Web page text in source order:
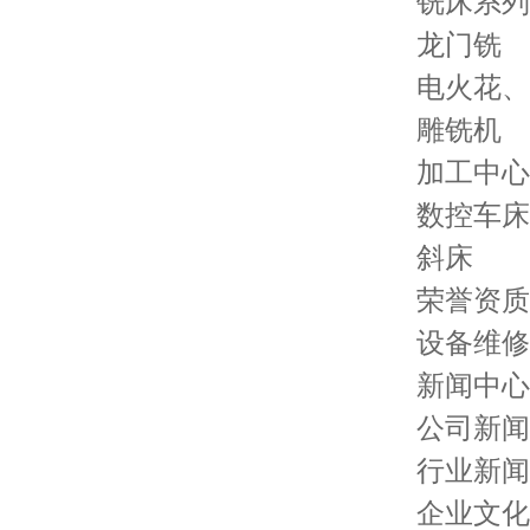
龙门铣
电火花
雕铣机
加工中心
数控车床
斜床
荣誉资质
设备维修
新闻中心
公司新闻
行业新闻
企业文化